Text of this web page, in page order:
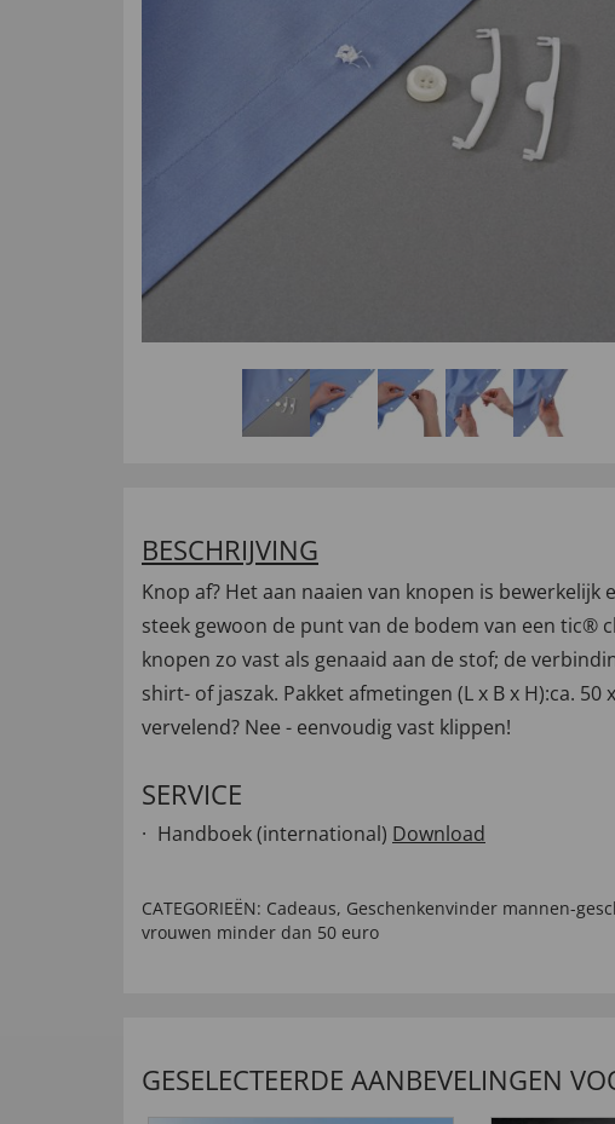
BESCHRIJVING
Knop af? Het aan naaien van knopen is bewerkelijk
steek gewoon de punt van de bodem van een tic®
knopen zo vast als genaaid aan de stof; de
shirt- of jaszak. Pakket afmetingen (L x B x H):ca.
vervelend? Nee - eenvoudig vast klippen!
SERVICE
Handboek (international) Download
CATEGORIEËN: Cadeaus, Geschenkenvinder mannen-
vrouwen minder dan 50 euro
GESELECTEERDE AANBEVELINGEN